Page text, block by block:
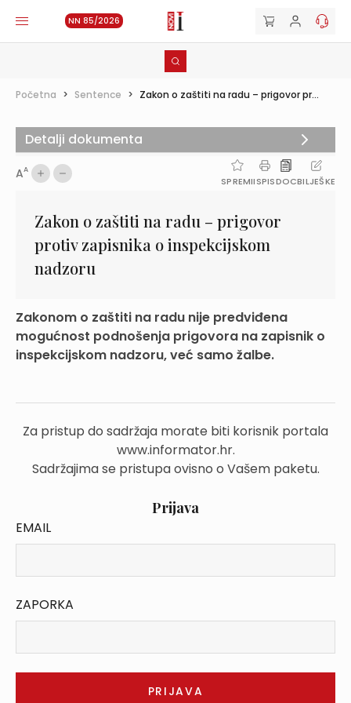
NN 85/2026
Početna > Sentence > Zakon o zaštiti na radu – prigovor pr...
AA
SPREMIISPISDOCBILJEŠKE
Zakon o zaštiti na radu – prigovor
protiv zapisnika o inspekcijskom
nadzoru
Zakonom o zaštiti na radu nije predviđena
mogućnost podnošenja prigovora na zapisnik o
inspekcijskom nadzoru, već samo žalbe.
Za pristup do sadržaja morate biti korisnik portala
www.informator.hr.
Sadržajima se pristupa ovisno o Vašem paketu.
Prijava
EMAIL
ZAPORKA
Detalji dokumenta